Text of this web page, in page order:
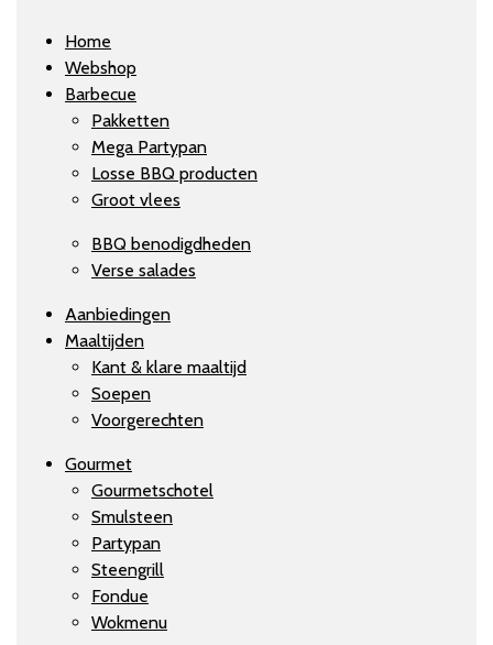
Home
Webshop
Barbecue
Pakketten
Mega Partypan
Losse BBQ producten
Groot vlees
BBQ benodigdheden
Verse salades
Aanbiedingen
Maaltijden
Kant & klare maaltijd
Soepen
Voorgerechten
Gourmet
Gourmetschotel
Smulsteen
Partypan
Steengrill
Fondue
Wokmenu